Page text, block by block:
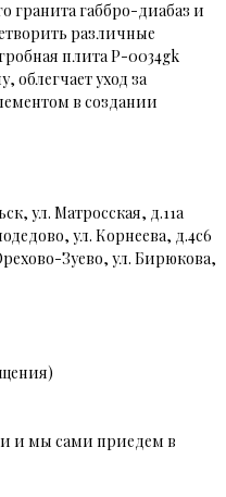
гранита габбро-диабаз и
различные
плита P-0034gk
облегчает уход за
в создании
ул. Матросская, д.11а
ул. Корнеева, д.4с6
Зуево, ул. Бирюкова,
и мы сами приедем в